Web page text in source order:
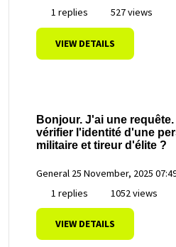
1 replies
527 views
VIEW DETAILS
Bonjour. J'ai une
vérifier l'identité d'une
militaire et tireur d'élite ?
General 25 November, 2025
1 replies
1052 views
VIEW DETAILS